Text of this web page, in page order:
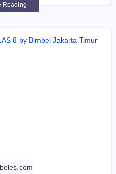
Reading